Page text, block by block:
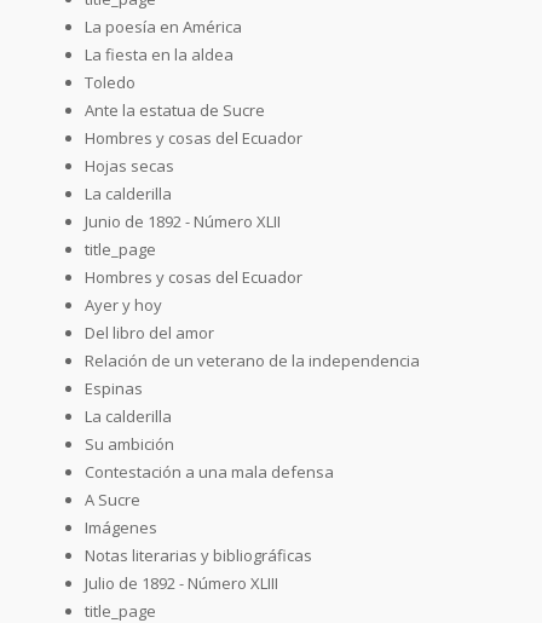
La poesía en América
La fiesta en la aldea
Toledo
Ante la estatua de Sucre
Hombres y cosas del Ecuador
Hojas secas
La calderilla
Junio de 1892 - Número XLII
title_page
Hombres y cosas del Ecuador
Ayer y hoy
Del libro del amor
Relación de un veterano de la independencia
Espinas
La calderilla
Su ambición
Contestación a una mala defensa
A Sucre
Imágenes
Notas literarias y bibliográficas
Julio de 1892 - Número XLIII
title_page